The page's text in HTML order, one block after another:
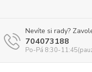
Nevíte si rady?
704073188
Po-Pá 8:30-